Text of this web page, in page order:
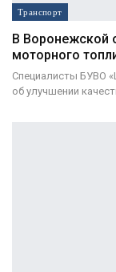
Транспорт
В Воронежской
моторного
Специалисты БУВО
об улучшении